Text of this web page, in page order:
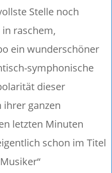
Stelle noch
raschem,
ein wunderschöner
symphonische
dieser
ganzen
letzten Minuten
schon im Titel